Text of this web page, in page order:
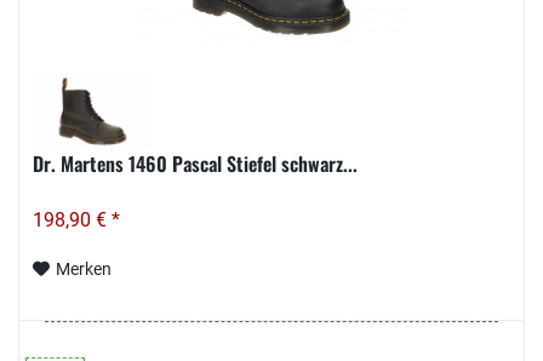
Dr. Martens 1460 Pascal Stiefel schwarz...
198,90 € *
Merken